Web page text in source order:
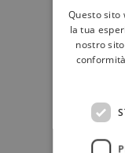
Questo sito
la tua
nostro